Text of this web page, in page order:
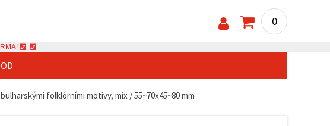
0
folklórními motivy, mix / 55~70x45~80 mm